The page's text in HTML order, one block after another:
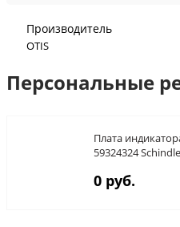
Производитель
OTIS
Персональные
Плата
59324324
0 руб.